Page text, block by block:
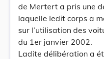
de Mertert a pris une
laquelle ledit corps a
sur l’utilisation des
du 1er janvier 2002.
Ladite délibération a